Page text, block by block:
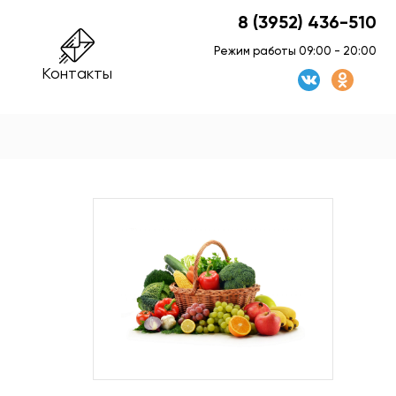
Контакты
8 (3952) 436-510
Режим работы 09:00 - 20:00